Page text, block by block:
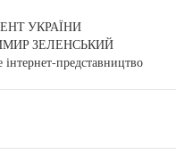
УКРАЇНИ
ЗЕЛЕНСЬКИЙ
інтернет-представництво